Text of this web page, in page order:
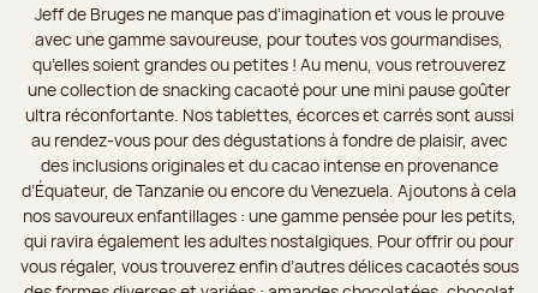
Jeff de Bruges ne manque pas d’imagination et vous le prouve
avec une gamme savoureuse, pour toutes vos gourmandises,
qu’elles soient grandes ou petites ! Au menu, vous retrouverez
une collection de snacking cacaoté pour une mini pause goûter
ultra réconfortante. Nos tablettes, écorces et carrés sont aussi
au rendez-vous pour des dégustations à fondre de plaisir, avec
des inclusions originales et du cacao intense en provenance
d’Équateur, de Tanzanie ou encore du Venezuela. Ajoutons à cela
nos savoureux enfantillages : une gamme pensée pour les petits,
qui ravira également les adultes nostalgiques. Pour offrir ou pour
vous régaler, vous trouverez enfin d’autres délices cacaotés sous